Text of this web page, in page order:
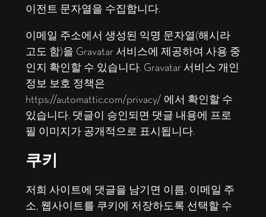
이전트 문자열을 수집합니다.
이메일 주소에서 생성된 익명 문자열(해시라
고도 함)을 Gravatar 서비스에 제공하여 사용 중
인지 확인할 수 있습니다. Gravatar 서비스 개인
정보 보호 정책은
https://automattic.com/privacy/ 에서 확인할 수
있습니다. 댓글이 승인되면 댓글 내용에 프로
필 이미지가 공개적으로 표시됩니다.
쿠키
저희 사이트에 댓글을 남기면 이름, 이메일 주
소, 웹사이트를 쿠키에 저장하도록 선택할 수